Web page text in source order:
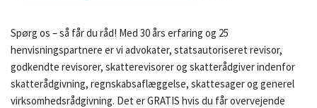
Spørg os – så får du råd! Med 30 års erfaring og 25
henvisningspartnere er vi advokater, statsautoriseret revisor,
godkendte revisorer, skatterevisorer og skatterådgiver indenfor
skatterådgivning, regnskabsaflæggelse, skattesager og generel
virksomhedsrådgivning. Det er GRATIS hvis du får overvejende